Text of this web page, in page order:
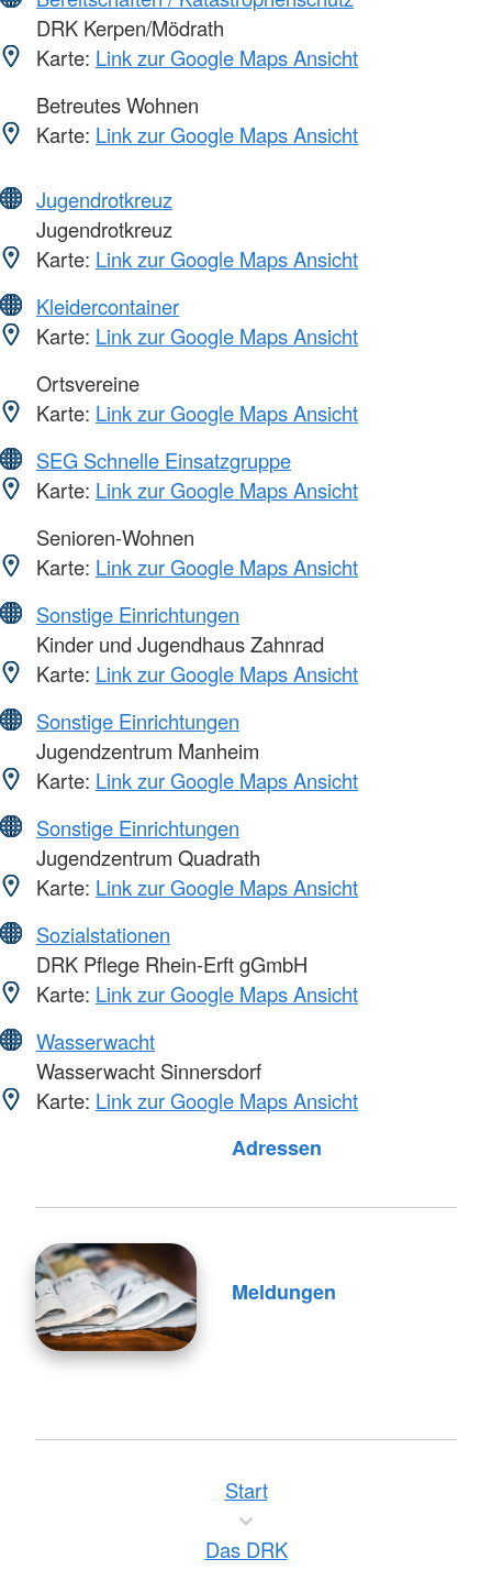
DRK Kerpen/Mödrath
Karte: Link zur Google Maps Ansicht
Betreutes Wohnen
Karte: Link zur Google Maps Ansicht
Jugendrotkreuz
Jugendrotkreuz
Karte: Link zur Google Maps Ansicht
Kleidercontainer
Karte: Link zur Google Maps Ansicht
Ortsvereine
Karte: Link zur Google Maps Ansicht
SEG Schnelle Einsatzgruppe
Karte: Link zur Google Maps Ansicht
Senioren-Wohnen
Karte: Link zur Google Maps Ansicht
Sonstige Einrichtungen
Kinder und Jugendhaus Zahnrad
Karte: Link zur Google Maps Ansicht
Sonstige Einrichtungen
Jugendzentrum Manheim
Karte: Link zur Google Maps Ansicht
Sonstige Einrichtungen
Jugendzentrum Quadrath
Karte: Link zur Google Maps Ansicht
Sozialstationen
DRK Pflege Rhein-Erft gGmbH
Karte: Link zur Google Maps Ansicht
Wasserwacht
Wasserwacht Sinnersdorf
Karte: Link zur Google Maps Ansicht
Adressen
Meldungen
Start
Das DRK